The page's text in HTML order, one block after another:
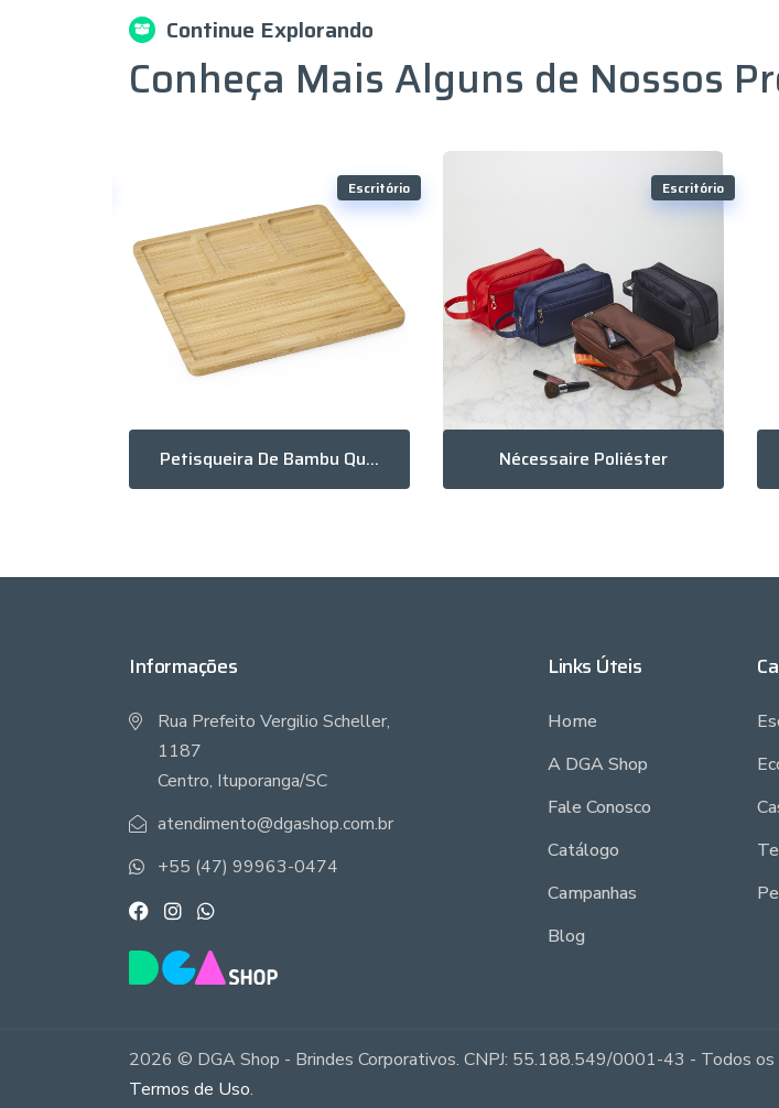
Continue Explorando
Conheça Mais Alguns de Nossos
Escritório
Petisqueira De Bambu Quadrada Com 4 Divisórias
Escritório
Nécessaire Poliéster
Informações
Rua Prefeito Vergilio Scheller,
1187
Centro, Ituporanga/SC
atendimento@dgashop.com.br
+55 (47) 99963-0474
Links Úteis
Home
A DGA Shop
Fale Conosco
Catálogo
Campanhas
Blog
2026 © DGA Shop - Brindes Corporativos. CNPJ: 55.188.549/0001-43 - Todos os
Termos de Uso.